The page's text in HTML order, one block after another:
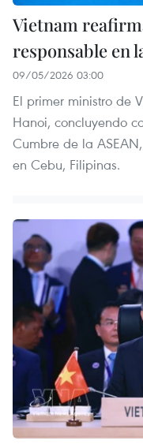
Vietnam
responsable en
09/05/2026 03:00
El primer ministro de
Hanoi, concluyendo
Cumbre de la
en Cebu, Filipinas.